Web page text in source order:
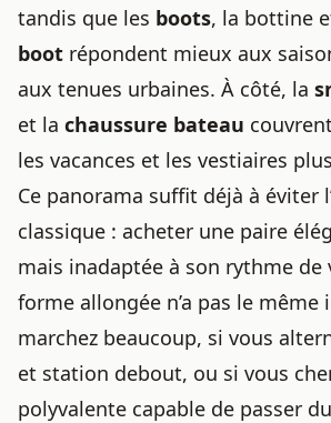
tandis que les boots, la bottine
boot répondent mieux aux
aux tenues urbaines. À côté, la
et la chaussure bateau
les vacances et les vestiaires
Ce panorama suffit déjà à éviter
classique : acheter une paire
mais inadaptée à son rythme de
forme allongée n’a pas le même
marchez beaucoup, si vous
et station debout, ou si vous
polyvalente capable de passer